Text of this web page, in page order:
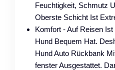
Feuchtigkeit, Schmutz
Oberste Schicht Ist
Komfort - Auf Reisen
Hund Bequem Hat.
Hund Auto Rückbank
fenster Ausgestattet.